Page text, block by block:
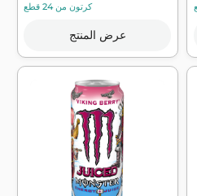
كرتون من 24 قطع
عرض المنتج